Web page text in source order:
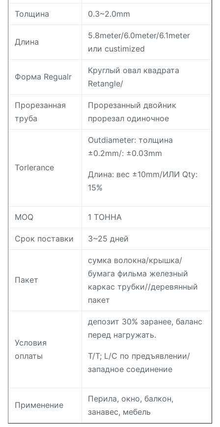
Толщина 0.3~2.0mm
Длина
5.8meter/6.0meter/6.1meter
или custimized
Форма Regualr
Круглый овал квадрата
Retangle/
Прорезанная
труба
Прорезанный двойник
прорезал одиночное
Torlerance
Outdiameter: толщина
±0.2mm/: ±0.03mm
Длина: вес ±10mm/ИЛИ Qty:
15%
MOQ 1 ТОННА
Срок поставки 3~25 дней
Пакет
сумка волокна/крышка/
бумага фильма железный
каркас трубки//деревянный
пакет
Условия
оплаты
депозит 30% заранее, баланс
перед нагружать.
T/T; L/C по предъявлении/
западное соединение
Применение
Перила, окно, балкон,
занавес, мебель